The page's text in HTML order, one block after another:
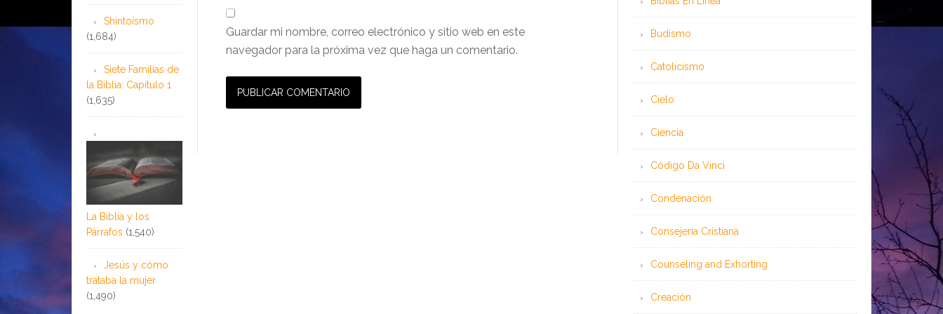
Guardar mi nombre, correo electrónico y sitio web en este
navegador para la próxima vez que haga un comentario.
Budismo
Catolicismo
Cielo
Ciencia
Código Da Vinci
Condenación
Consejería Cristiana
Counseling and Exhorting
Creación
Shintoísmo
(1,684)
Siete Familias de
la Biblia: Capítulo 1
(1,635)
La Biblia y los
Párrafos (1,540)
Jesús y cómo
trataba la mujer
(1,490)